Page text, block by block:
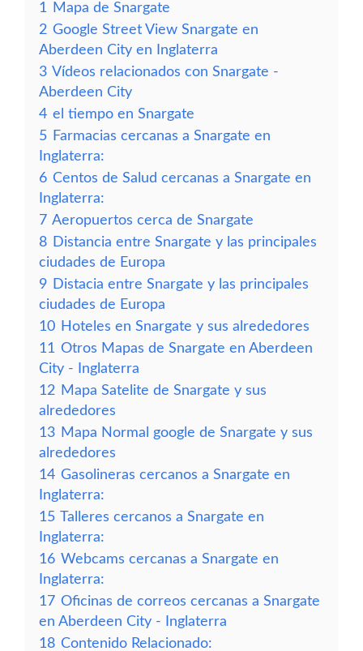
1
Mapa de Snargate
2 Google Street View Snargate en
Aberdeen City en Inglaterra
3 Vídeos relacionados con Snargate -
Aberdeen City
4 el tiempo en Snargate
5 Farmacias cercanas a Snargate en
Inglaterra:
6 Centos de Salud cercanas a Snargate en
Inglaterra:
7 Aeropuertos cerca de Snargate
8 Distancia entre Snargate y las principales
ciudades de Europa
9 Distacia entre Snargate y las principales
ciudades de Europa
10 Hoteles en Snargate y sus alrededores
11 Otros Mapas de Snargate en Aberdeen
City - Inglaterra
12 Mapa Satelite de Snargate y sus
alrededores
13 Mapa Normal google de Snargate y sus
alrededores
14 Gasolineras cercanos a Snargate en
Inglaterra:
15 Talleres cercanos a Snargate en
Inglaterra:
16 Webcams cercanas a Snargate en
Inglaterra:
17 Oficinas de correos cercanas a Snargate
en Aberdeen City - Inglaterra
18 Contenido Relacionado: